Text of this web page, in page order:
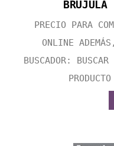
PRECIO PARA
ONLINE
BUSCADOR: